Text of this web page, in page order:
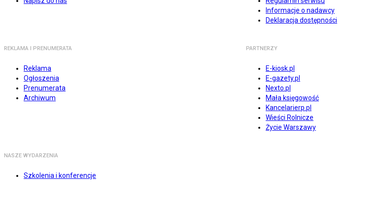
Informacje o nadawcy
Deklaracja dostępności
REKLAMA I PRENUMERATA
Reklama
Ogłoszenia
Prenumerata
Archiwum
PARTNERZY
E-kiosk.pl
E-gazety.pl
Nexto.pl
Mała księgowość
Kancelarierp.pl
Wieści Rolnicze
Życie Warszawy
NASZE WYDARZENIA
Szkolenia i konferencje